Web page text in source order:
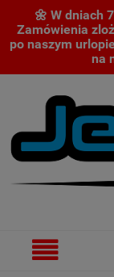
🌼 W dniach
Zamówienia
po naszym
na